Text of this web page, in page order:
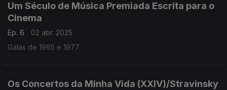
Um Século de Música Premiada Escrita para o
Cinema
Ep. 6
02 abr. 2025
Galas de 1965 e 1977
Os Concertos da Minha Vida (XXIV)/Stravinsky